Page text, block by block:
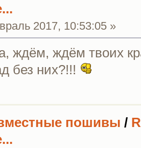
2017, 10:53:05 »
ждём, ждём твоих
без них?!!!
пошивы /